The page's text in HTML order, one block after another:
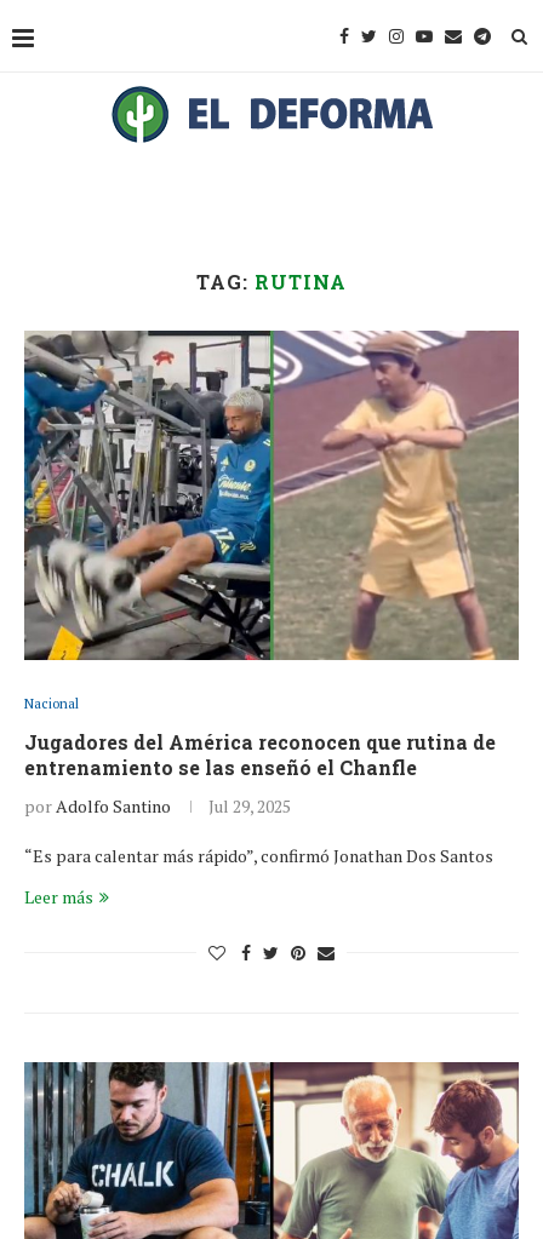
TAG: RUTINA
Nacional
Jugadores del América reconocen que rutina de
entrenamiento se las enseñó el Chanfle
porAdolfo Santino Jul 29, 2025
“Es para calentar más rápido”, confirmó Jonathan Dos Santos
Leer más